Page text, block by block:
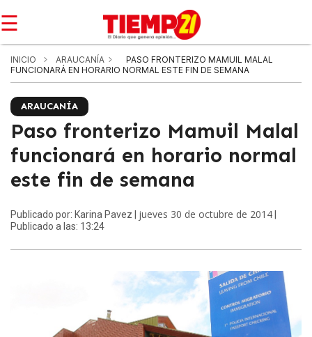
☰
INICIO ARAUCANÍA
PASO FRONTERIZO MAMUIL MALAL
FUNCIONARÁ EN HORARIO NORMAL ESTE FIN DE SEMANA
ARAUCANÍA
Paso fronterizo Mamuil Malal
funcionará en horario normal
este fin de semana
Publicado por: Karina Pavez | jueves 30 de octubre de 2014
Publicado a las: 13:24